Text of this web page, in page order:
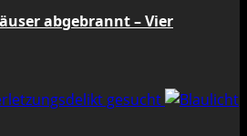
abgebrannt – Vier
gesucht